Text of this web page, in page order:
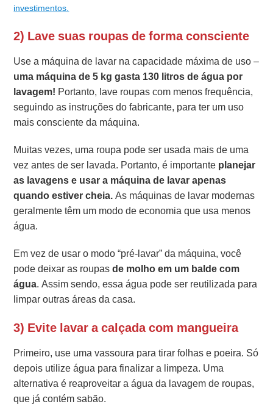
investimentos.
2) Lave suas roupas de forma consciente
Use a máquina de lavar na capacidade máxima de uso –
uma máquina de 5 kg gasta 130 litros de água por
lavagem! Portanto, lave roupas com menos frequência,
seguindo as instruções do fabricante, para ter um uso
mais consciente da máquina.
Muitas vezes, uma roupa pode ser usada mais de uma
vez antes de ser lavada. Portanto, é importante planejar
as lavagens e usar a máquina de lavar apenas
quando estiver cheia.As máquinas de lavar modernas
geralmente têm um modo de economia que usa menos
água.
Em vez de usar o modo “pré-lavar” da máquina, você
pode deixar as roupasde molho em um balde com
água. Assim sendo, essa água pode ser reutilizada para
limpar outras áreas da casa.
3) Evite lavar a calçada com mangueira
Primeiro, use uma vassoura para tirar folhas e poeira. Só
depois utilize água para finalizar a limpeza. Uma
alternativa é reaproveitar a água da lavagem de roupas,
que já contém sabão.